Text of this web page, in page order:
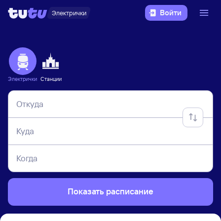
Электрички Войти
Электрички Станции
Откуда
Куда
Когда
Показать расписание